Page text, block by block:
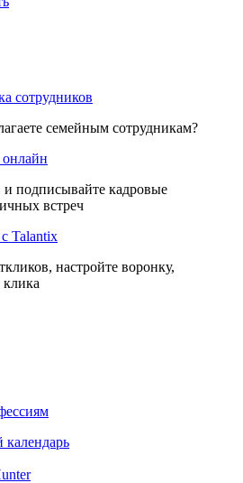
сотрудников
семейным сотрудникам?
и подписывайте кадровые
встреч
Talantix
настройте воронку,
клика